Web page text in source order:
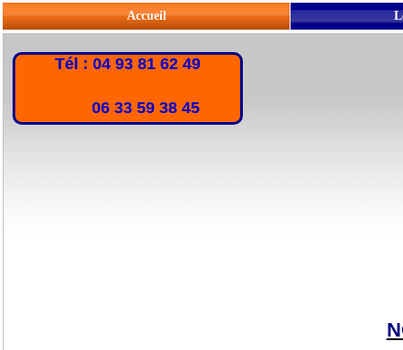
Accueil
Tél : 04 93 81 62 49
06 33 59 38 45